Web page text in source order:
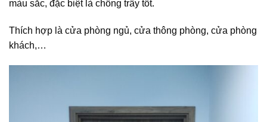
màu sắc, đặc biệt là chống trầy tốt.
Thích hợp là cửa phòng ngủ, cửa thông phòng, cửa phòng
khách,…